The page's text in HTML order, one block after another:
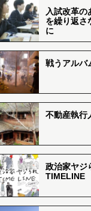
入試改革の
を繰り返さ
に
戦うアルバ
不動産執行
政治家ヤジ
TIMELINE